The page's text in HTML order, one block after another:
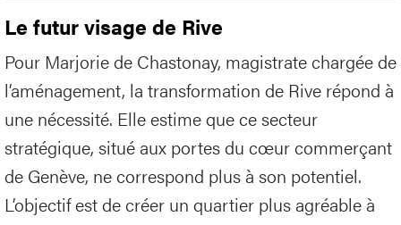
Le futur visage de Rive
Pour Marjorie de Chastonay, magistrate chargée de
l’aménagement, la transformation de Rive répond à
une nécessité. Elle estime que ce secteur
stratégique, situé aux portes du cœur commerçant
de Genève, ne correspond plus à son potentiel.
L’objectif est de créer un quartier plus agréable à